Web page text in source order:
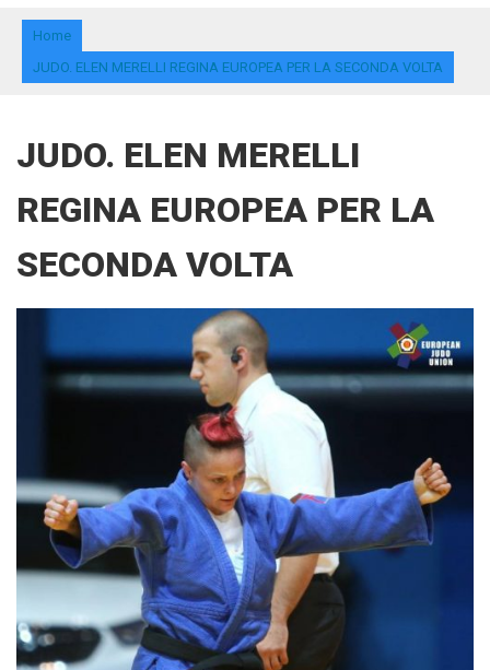
Home
JUDO. ELEN MERELLI REGINA EUROPEA PER LA SECONDA VOLTA
JUDO. ELEN MERELLI
REGINA EUROPEA PER LA
SECONDA VOLTA